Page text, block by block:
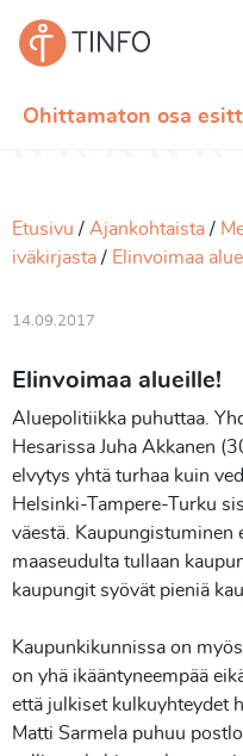
Ohittamaton osa
Etusivu Ajankohtaista
iväkirjasta
Elinvoimaa
14.09.2017
Elinvoimaa alueille!
Aluepolitiikka puhuttaa.
Hesarissa Juha Akkanen
elvytys yhtä turhaa kuin
Helsinki-Tampere-Turku
väestä. Kaupungistuminen
maaseudulta tullaan
kaupungit syövät pieniä
Kaupunkikunnissa on
on yhä ikääntyneempää
että julkiset kulkuyhteydet
Matti Sarmela puhuu